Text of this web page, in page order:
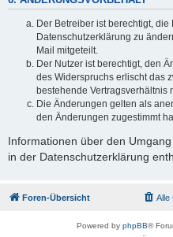
Der Betreiber ist berechtigt,
Datenschutzerklärung zu
Mail mitgeteilt.
Der Nutzer ist berechtigt, den
des Widerspruchs erlischt das
bestehende Vertragsverhältnis
Die Änderungen gelten als
den Änderungen zugestimmt
Informationen über den
in der Datenschutzerklärung
Foren-Übersicht Alle
Powered by phpBB®